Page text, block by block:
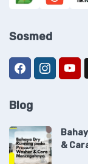
Sosmed
Blog
&